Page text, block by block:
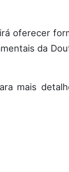
oferecer
da
mais